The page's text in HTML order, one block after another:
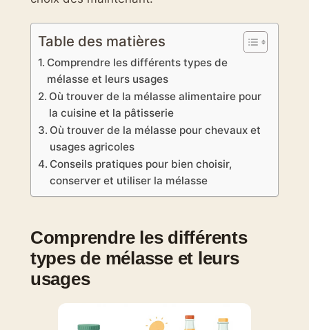
Table des matières
Comprendre les différents types de
mélasse et leurs usages
Où trouver de la mélasse alimentaire pour
la cuisine et la pâtisserie
Où trouver de la mélasse pour chevaux et
usages agricoles
Conseils pratiques pour bien choisir,
conserver et utiliser la mélasse
Comprendre les différents
types de mélasse et leurs
usages